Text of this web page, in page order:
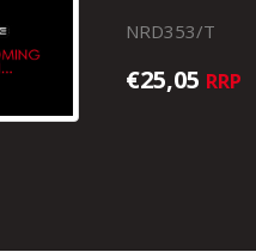
NRD353/T
€25,05 RRP